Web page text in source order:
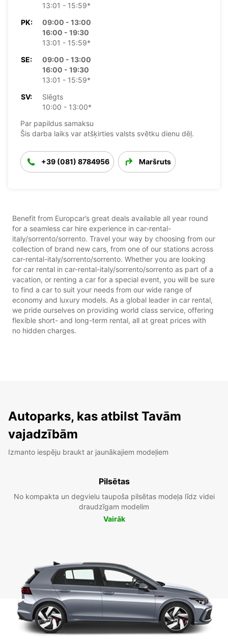
13:01 - 15:59*
PK:
09:00 - 13:00
16:00 - 19:30
13:01 - 15:59*
SE:
09:00 - 13:00
16:00 - 19:30
13:01 - 15:59*
SV:
Slēgts
10:00 - 13:00*
Par papildus samaksu
Šis darba laiks var atšķirties valsts svētku dienu dēļ.
+39 (081) 8784956 Maršruts
Benefit from Europcar’s great deals available all year round
for a seamless car hire experience in car-rental-
italy/sorrento/sorrento. Travel your way by choosing from our
collection of brand new cars, from one of our stations across
car-rental-italy/sorrento/sorrento. Whether you are looking
for car rental in car-rental-italy/sorrento/sorrento as part of a
vacation, or renting a car for a special event, you will be sure
to find a car to suit your needs from our wide range of
economy and luxury models. As a global leader in car rental,
we pride ourselves on providing world class service, offering
flexible short- and long-term rental, all at great prices with
no hidden charges.
Autoparks, kas atbilst Tavām
vajadzībām
Izmanto iespēju braukt ar jaunākajiem modeļiem
Pilsētas
No kompakta un degvielu taupoša pilsētas modeļa līdz videi
draudzīgam modelim
Vairāk